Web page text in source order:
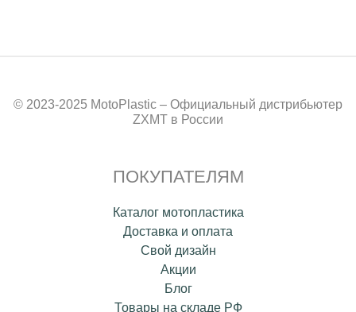
© 2023-2025 MotoPlastic – Официальный дистрибьютер
ZXMT в России
ПОКУПАТЕЛЯМ
Каталог мотопластика
Доставка и оплата
Свой дизайн
Акции
Блог
Товары на складе РФ